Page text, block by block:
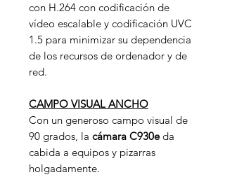
con H.264 con codificación de
vídeo escalable y codificación UVC
1.5 para minimizar su dependencia
de los recursos de ordenador y de
red.
CAMPO VISUAL ANCHO
Con un generoso campo visual de
90 grados, la cámara C930eda
cabida a equipos y pizarras
holgadamente.